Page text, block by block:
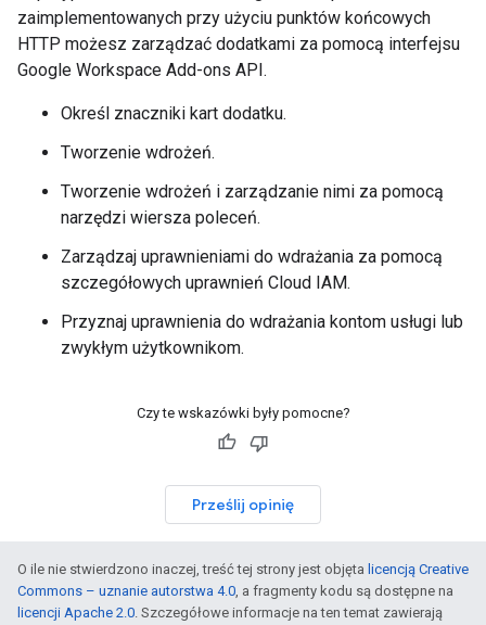
zaimplementowanych przy użyciu punktów końcowych
HTTP możesz zarządzać dodatkami za pomocą interfejsu
Google Workspace Add-ons API.
Określ znaczniki kart dodatku.
Tworzenie wdrożeń.
Tworzenie wdrożeń i zarządzanie nimi za pomocą
narzędzi wiersza poleceń.
Zarządzaj uprawnieniami do wdrażania za pomocą
szczegółowych uprawnień Cloud IAM.
Przyznaj uprawnienia do wdrażania kontom usługi lub
zwykłym użytkownikom.
Czy te wskazówki były pomocne?
Prześlij opinię
O ile nie stwierdzono inaczej, treść tej strony jest objęta licencją Creative
Commons – uznanie autorstwa 4.0, a fragmenty kodu są dostępne na
licencji Apache 2.0. Szczegółowe informacje na ten temat zawierają